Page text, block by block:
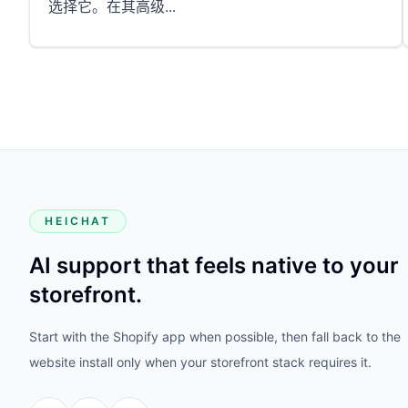
选择它。在其高级...
HEICHAT
AI support that feels native to your
storefront.
Start with the Shopify app when possible, then fall back to the
website install only when your storefront stack requires it.